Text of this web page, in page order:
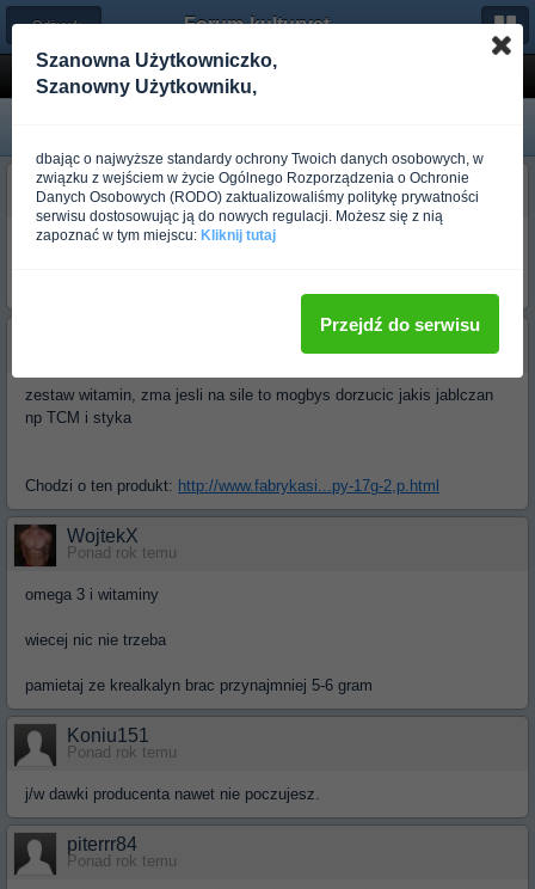
← Odżywki i Suplementy Forum-kulturystyka.pl
co jeszcze
piterrr84
Ponad rok temu
witam mam pytanko bo mam krealkalyn mass xxl i bialko ostrowi co
zestaw witamin, zma jesli na sile to mogbys dorzucic jakis jablczan
np TCM i styka
Chodzi o ten produkt: http://www.fabrykasi...py-17g-2,p.html
WojtekX
Ponad rok temu
omega 3 i witaminy
wiecej nic nie trzeba
pamietaj ze krealkalyn brac przynajmniej 5-6 gram
Koniu151
Ponad rok temu
j/w dawki producenta nawet nie poczujesz.
piterrr84
Ponad rok temu
Szanowna Użytkowniczko,
Szanowny Użytkowniku,
dbając o najwyższe standardy ochrony Twoich danych osobowych, w
związku z wejściem w życie Ogólnego Rozporządzenia o Ochronie
Danych Osobowych (RODO) zaktualizowaliśmy politykę prywatności
serwisu dostosowując ją do nowych regulacji. Możesz się z nią
zapoznać w tym miejscu: Kliknij tutaj
Przejdź do serwisu